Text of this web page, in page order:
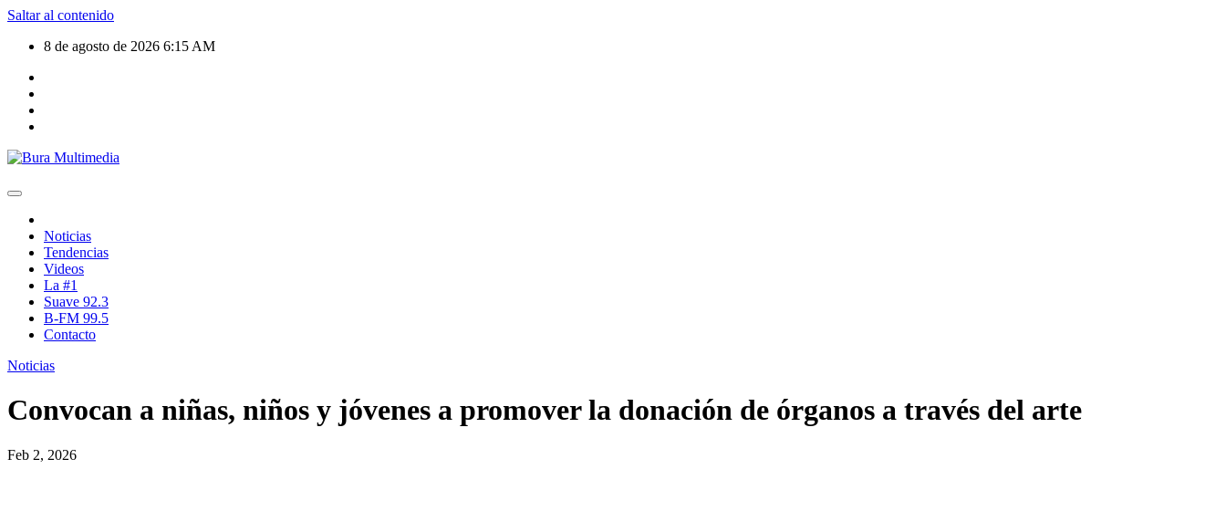
Saltar al contenido
8 de agosto de 2026 6:15 AM
Noticias
Tendencias
Videos
La #1
Suave 92.3
B-FM 99.5
Contacto
Noticias
Convocan a niñas, niños y jóvenes a promover la donación de órganos a través del arte
Feb 2, 2026